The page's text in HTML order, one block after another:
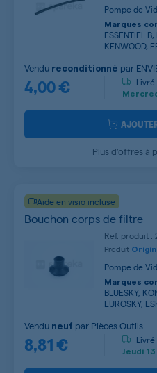
Pompe de
Marques
ESSENTIEL
KENWOOD,
4,00 €
Vendu reconditionné par
A
Plus d’offres à
Aide en visio incluse
Bouchon corps de filtre
Ref. produit :
Produit
Pompe de
Marques
BLUESKY,
EUROSKY,
8,81 €
Vendu neuf par Pièces Outils
Jeudi